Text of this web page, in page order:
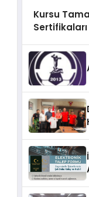
Kursu